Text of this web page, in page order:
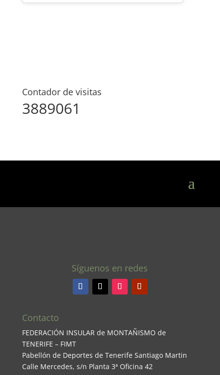
Contador de visitas
3889061
Síguenos en redes
Contacto
FEDERACIÓN INSULAR de MONTAÑISMO de
TENERIFE – FIMT
Pabellón de Deportes de Tenerife Santiago Martin
Calle Mercedes, s/n Planta 3ª Oficina 42